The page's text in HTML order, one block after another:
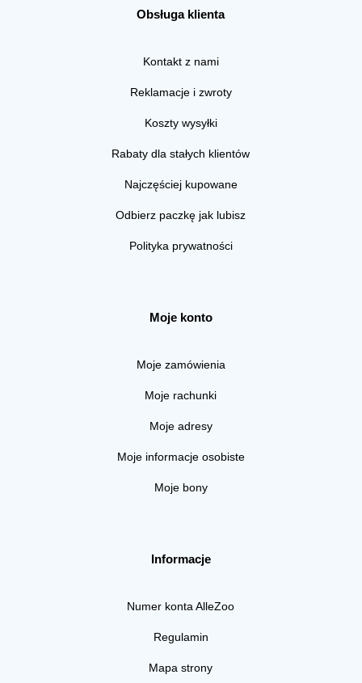
Obsługa klienta
Kontakt z nami
Reklamacje i zwroty
Koszty wysyłki
Rabaty dla stałych klientów
Najczęściej kupowane
Odbierz paczkę jak lubisz
Polityka prywatności
Moje konto
Moje zamówienia
Moje rachunki
Moje adresy
Moje informacje osobiste
Moje bony
Informacje
Numer konta AlleZoo
Regulamin
Mapa strony